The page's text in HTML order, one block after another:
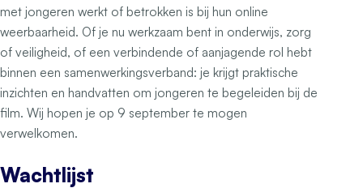
met jongeren werkt of betrokken is bij hun online
weerbaarheid. Of je nu werkzaam bent in onderwijs, zorg
of veiligheid, of een verbindende of aanjagende rol hebt
binnen een samenwerkingsverband: je krijgt praktische
inzichten en handvatten om jongeren te begeleiden bij de
film. Wij hopen je op 9 september te mogen
verwelkomen.
Wachtlijst